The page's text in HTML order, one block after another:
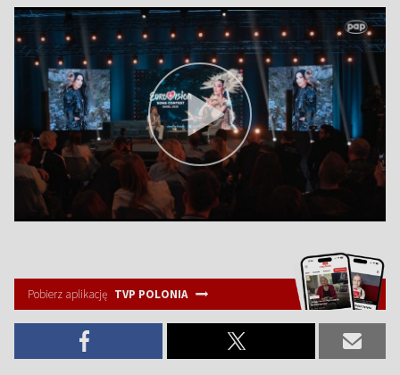
Pobierz aplikację TVP POLONIA